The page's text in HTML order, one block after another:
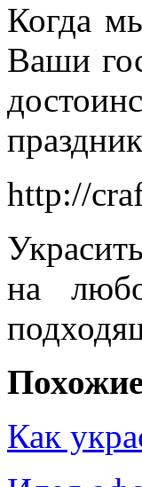
Когда
Ваши
http://
на
Как